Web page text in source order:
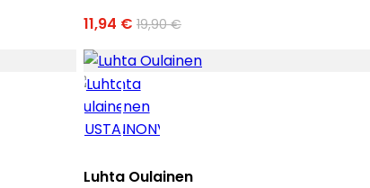
11,94 € 19,90 €
Luhta Oulainen